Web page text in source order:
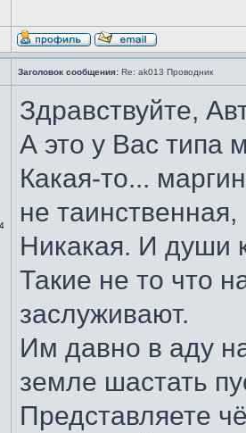
Заголовок сообщения: Re: ak013 Проводник
Здравствуйте,
А это у Вас типа
Какая-то...
не
Никакая. И души
Такие не то что
заслуживают.
Им давно в аду
земле шастать
Представляете